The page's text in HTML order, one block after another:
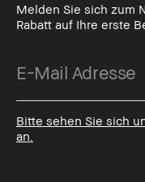
Melden Sie sich zum
Rabatt auf Ihre erste
Bitte sehen Sie sich
an.